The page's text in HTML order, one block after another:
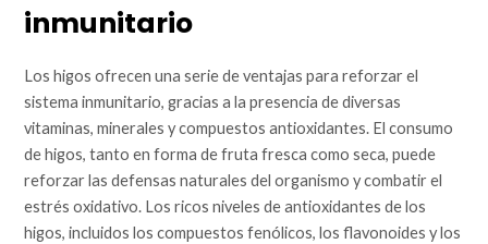
inmunitario
Los higos ofrecen una serie de ventajas para reforzar el
sistema inmunitario, gracias a la presencia de diversas
vitaminas, minerales y compuestos antioxidantes. El consumo
de higos, tanto en forma de fruta fresca como seca, puede
reforzar las defensas naturales del organismo y combatir el
estrés oxidativo. Los ricos niveles de antioxidantes de los
higos, incluidos los compuestos fenólicos, los flavonoides y los